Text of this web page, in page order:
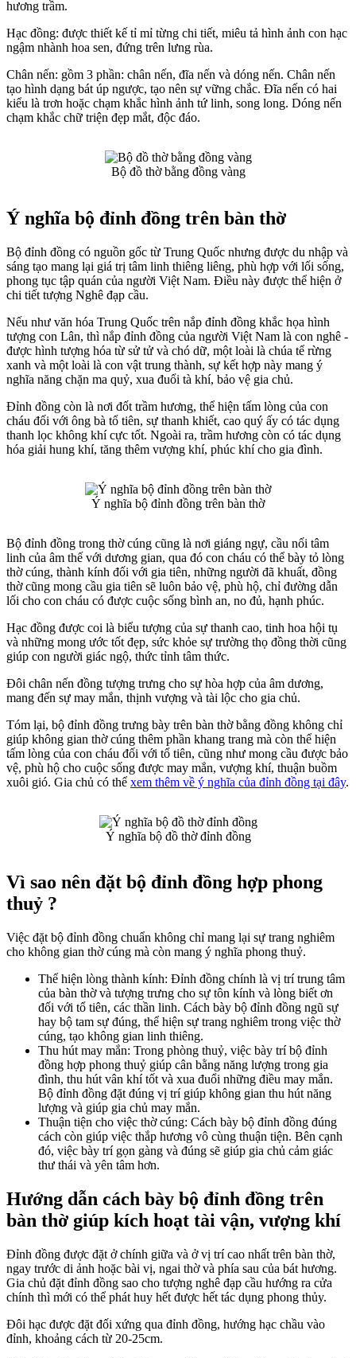
hương trầm.
Hạc đồng: được thiết kế tỉ mỉ từng chi tiết, miêu tả hình ảnh con hạc
ngậm nhành hoa sen, đứng trên lưng rùa.
Chân nến: gồm 3 phần: chân nến, đĩa nến và dóng nến. Chân nến
tạo hình dạng bát úp ngược, tạo nên sự vững chắc. Đĩa nến có hai
kiểu là trơn hoặc chạm khắc hình ảnh tứ linh, song long. Dóng nến
chạm khắc chữ triện đẹp mắt, độc đáo.
Bộ đồ thờ bằng đồng vàng
Ý nghĩa bộ đỉnh đồng trên bàn thờ
Bộ đỉnh đồng có nguồn gốc từ Trung Quốc nhưng được du nhập và
sáng tạo mang lại giá trị tâm linh thiêng liêng, phù hợp với lối sống,
phong tục tập quán của người Việt Nam. Điều này được thể hiện ở
chi tiết tượng Nghê đạp cầu.
Nếu như văn hóa Trung Quốc trên nắp đỉnh đồng khắc họa hình
tượng con Lân, thì nắp đỉnh đồng của người Việt Nam là con nghê -
được hình tượng hóa từ sử tử và chó dữ, một loài là chúa tể rừng
xanh và một loài là con vật trung thành, sự kết hợp này mang ý
nghĩa năng chặn ma quỷ, xua đuổi tà khí, bảo vệ gia chủ.
Đỉnh đồng còn là nơi đốt trầm hương, thể hiện tấm lòng của con
cháu đối với ông bà tổ tiên, sự thanh khiết, cao quý ấy có tác dụng
thanh lọc không khí cực tốt. Ngoài ra, trầm hương còn có tác dụng
hóa giải hung khí, tăng thêm vượng khí, phúc khí cho gia đình.
Ý nghĩa bộ đỉnh đồng trên bàn thờ
Bộ đỉnh đồng trong thờ cúng cũng là nơi giáng ngự, cầu nối tâm
linh của âm thế với dương gian, qua đó con cháu có thể bày tỏ lòng
thờ cúng, thành kính đối với gia tiên, những người đã khuất, đồng
thờ cũng mong cầu gia tiên sẽ luôn bảo vệ, phù hộ, chỉ đường dẫn
lối cho con cháu có được cuộc sống bình an, no đủ, hạnh phúc.
Hạc đồng được coi là biểu tượng của sự thanh cao, tinh hoa hội tụ
và những mong ước tốt đẹp, sức khỏe sự trường thọ đồng thời cũng
giúp con người giác ngộ, thức tỉnh tâm thức.
Đôi chân nến đồng tượng trưng cho sự hòa hợp của âm dương,
mang đến sự may mắn, thịnh vượng và tài lộc cho gia chủ.
Tóm lại, bộ đỉnh đồng trưng bày trên bàn thờ bằng đồng không chỉ
giúp không gian thờ cúng thêm phần khang trang mà còn thể hiện
tấm lòng của con cháu đối với tổ tiên, cũng như mong cầu được bảo
vệ, phù hộ cho cuộc sống được may mắn, vượng khí, thuận buồm
xuôi gió. Gia chủ có thể xem thêm về ý nghĩa của đỉnh đồng tại đây.
Ý nghĩa bộ đồ thờ đỉnh đồng
Vì sao nên đặt bộ đỉnh đồng hợp phong
thuỷ ?
Việc đặt bộ đỉnh đồng chuẩn không chỉ mang lại sự trang nghiêm
cho không gian thờ cúng mà còn mang ý nghĩa phong thuỷ.
Thể hiện lòng thành kính: Đỉnh đồng chính là vị trí trung tâm
của bàn thờ và tượng trưng cho sự tôn kính và lòng biết ơn
đối với tổ tiên, các thần linh. Cách bày bộ đỉnh đồng ngũ sự
hay bộ tam sự đúng, thể hiện sự trang nghiêm trong việc thờ
cúng, tạo không gian linh thiêng.
Thu hút may mắn: Trong phòng thuỷ, việc bày trí bộ đỉnh
đồng hợp phong thuỷ giúp cân bằng năng lượng trong gia
đình, thu hút vân khí tốt và xua đuổi những điều may mắn.
Bộ đỉnh đồng đặt đúng vị trí giúp không gian thu hút năng
lượng và giúp gia chủ may mắn.
Thuận tiện cho việc thờ cúng: Cách bày bộ đỉnh đồng đúng
cách còn giúp việc thắp hương vô cùng thuận tiện. Bên cạnh
đó, việc bày trí gọn gàng và đúng sẽ giúp gia chủ cảm giác
thư thái và yên tâm hơn.
Hướng dẫn cách bày bộ đỉnh đồng trên
bàn thờ giúp kích hoạt tài vận, vượng khí
Đỉnh đồng được đặt ở chính giữa và ở vị trí cao nhất trên bàn thờ,
ngay trước di ảnh hoặc bài vị, ngai thờ và phía sau của bát hương.
Gia chủ đặt đỉnh đồng sao cho tượng nghê đạp cầu hướng ra cửa
chính thì mới có thể phát huy hết được hết tác dụng phong thủy.
Đôi hạc được đặt đối xứng qua đỉnh đồng, hướng hạc chầu vào
đỉnh, khoảng cách từ 20-25cm.